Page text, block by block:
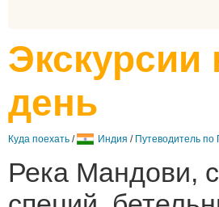
Экскурсии
день
Куда поехать / Индия / Путеводитель по
Река Мандови,